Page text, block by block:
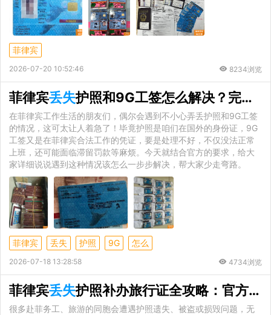
菲律宾
2026-07-20 10:52:46 8234浏览
菲律宾丢失护照和9G工签怎么解决？完整官方补办流程指南
在菲律宾工作生活的朋友们，偶尔会遇到不小心弄丢护照和9G工签
的情况，这可太让人着急了！毕竟护照是咱们在国外的身份证，9G
工签又是在菲律宾合法工作的凭证，要是处理不好，不仅没法正常
上班，还可能面临滞留罚款等麻烦。今天就结合官方的要求，给大
家详细说说遇到这种情况该怎么一步步解决，帮大家少走弯路。
菲律宾 丢失 护照 9G 怎么
2026-07-18 13:28:58 4734浏览
菲律宾丢失护照补办旅行证全攻略：官方预约渠道、完整材料与办理时效
很多赴菲务工、旅游的同胞会遭遇护照遗失、被盗或损毁问题，无